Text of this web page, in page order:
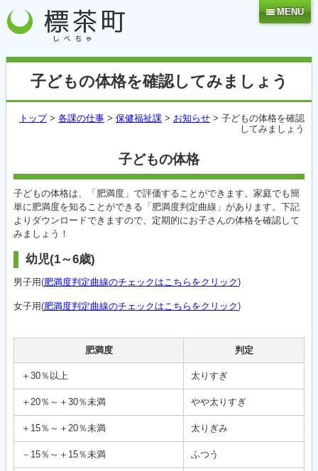
MENU
子どもの体格を確認してみましょう
トップ> 各課の仕事 > 保健福祉課 > お知らせ > 子どもの体格を確認
してみましょう
子どもの体格
子どもの体格は、「肥満度」で評価することができます。家庭でも簡
単に肥満度を知ることができる「肥満度判定曲線」があります。下記
よりダウンロードできますので、定期的にお子さんの体格を確認して
みましょう！
幼児(1～6歳)
男子用(肥満度判定曲線のチェックはこちらをクリック)
女子用(肥満度判定曲線のチェックはこちらをクリック)
肥満度 判定
＋30％以上 太りすぎ
＋20％～＋30％未満 やや太りすぎ
＋15％～＋20％未満 太りぎみ
－15％～＋15％未満 ふつう